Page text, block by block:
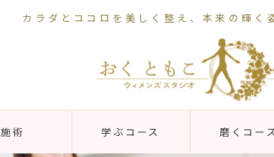
カラダとココロを美しく整え、本来の輝く
施術 学ぶコース 磨くコー